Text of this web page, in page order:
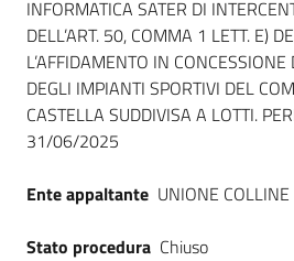
Seguici
su
INFORMATICA SATER DI
DELL’ART. 50, COMMA 1 LETT. E)
L’AFFIDAMENTO IN
DEGLI IMPIANTI SPORTIVI DEL
CASTELLA SUDDIVISA A LOTTI.
31/06/2025
Ente appaltante UNIONE
Stato procedura Chiuso